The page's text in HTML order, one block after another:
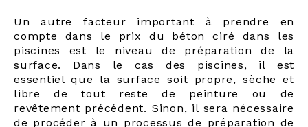
Un autre facteur important à prendre en
compte dans le prix du béton ciré dans les
piscines est le niveau de préparation de la
surface. Dans le cas des piscines, il est
essentiel que la surface soit propre, sèche et
libre de tout reste de peinture ou de
revêtement précédent. Sinon, il sera nécessaire
de procéder à un processus de préparation de